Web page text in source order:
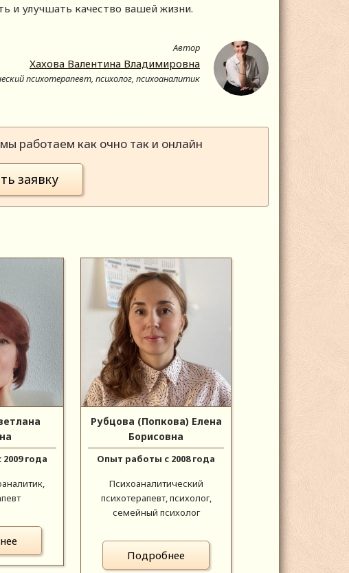
и улучшать качество вашей жизни.
Автор
Хахова Валентина Владимировна
психотерапевт, психолог, психоаналитик
работаем как очно так и онлайн
заявку
года
Рубцова (Попкова) Елена
Борисовна
Опыт работы с 2008 года
Психоаналитический
психотерапевт, психолог,
семейный психолог
Подробнее